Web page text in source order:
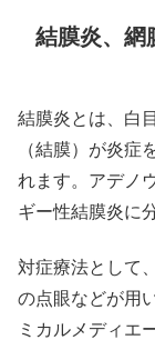
結膜炎、網
結膜炎とは、白
（結膜）が炎症
れます。アデノ
ギー性結膜炎に
対症療法として
の点眼などが用
ミカルメディエ